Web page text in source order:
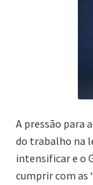
A pressão para
do trabalho na
intensificar e o
cumprir com as